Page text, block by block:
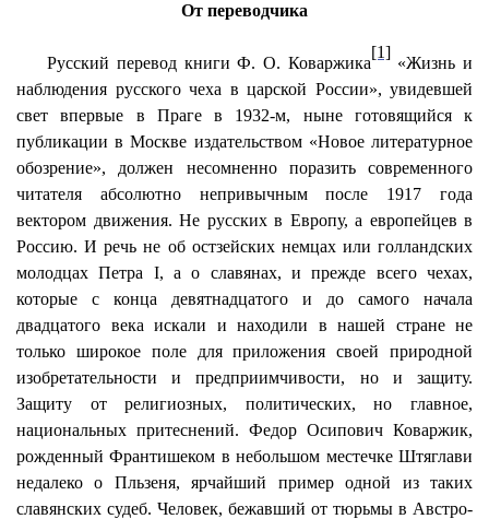
От переводчика
Русский перевод книги Ф. О. Коваржика
[1]
«Жизнь и
наблюдения русского чеха в царской России», увидевшей
свет впервые в Праге в 1932-м, ныне готовящийся к
публикации в Москве издательством «Новое литературное
обозрение», должен несомненно поразить современного
читателя абсолютно непривычным после 1917 года
вектором движения. Не русских в Европу, а европейцев в
Россию. И речь не об остзейских немцах или голландских
молодцах Петра I, а о славянах, и прежде всего чехах,
которые с конца девятнадцатого и до самого начала
двадцатого века искали и находили в нашей стране не
только широкое поле для приложения своей природной
изобретательности и предприимчивости, но и защиту.
Защиту от религиозных, политических, но главное,
национальных притеснений. Федор Осипович Коваржик,
рожденный Франтишеком в небольшом местечке Штяглави
недалеко о Пльзеня, ярчайший пример одной из таких
славянских судеб. Человек, бежавший от тюрьмы в Австро-